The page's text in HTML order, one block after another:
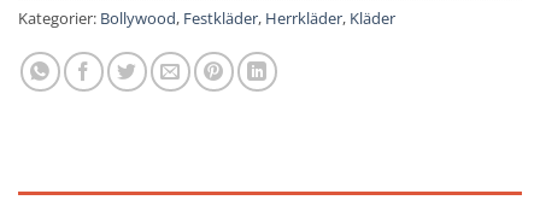
Kategorier: Bollywood, Festkläder, Herrkläder, Kläder